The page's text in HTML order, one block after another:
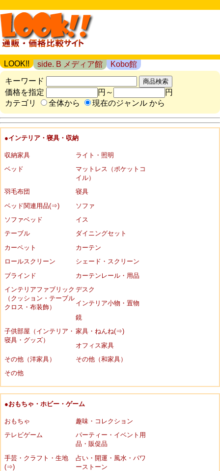
LOOK!! side. B メディア館
Kobo館
キーワード
価格を指定
円～
円
カテゴリ
全体から 現在のジャンル から
●インテリア・寝具・収納
収納家具
ライト・照明
ベッド
マットレス（ポケットコ
イル）
羽毛布団
寝具
ベッド関連用品(⇒)
ソファ
ソファベッド
イス
テーブル
ダイニングセット
カーペット
カーテン
ロールスクリーン
シェード・スクリーン
ブラインド
カーテンレール・用品
インテリアファブリック
（クッション・テーブル
クロス・布装飾）
デスク
インテリア小物・置物
鏡
子供部屋（インテリア・
寝具・グッズ）
家具・ねんね(⇒)
オフィス家具
その他（洋家具）
その他（和家具）
その他
●おもちゃ・ホビー・ゲーム
おもちゃ
趣味・コレクション
テレビゲーム
パーティー・イベント用
品・販促品
手芸・クラフト・生地
(⇒)
占い・開運・風水・パワ
ーストーン